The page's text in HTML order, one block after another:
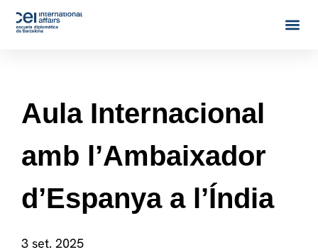
Aula Internacional
amb l’Ambaixador
d’Espanya a l’Índia
3 set. 2025